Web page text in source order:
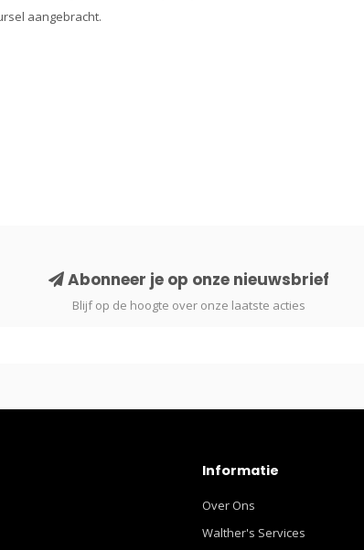
aangebracht.
Abonneer je op onze nieuwsbrief
Blijf op de hoogte over onze laatste acties
Informatie
Over Ons
Walther's Services